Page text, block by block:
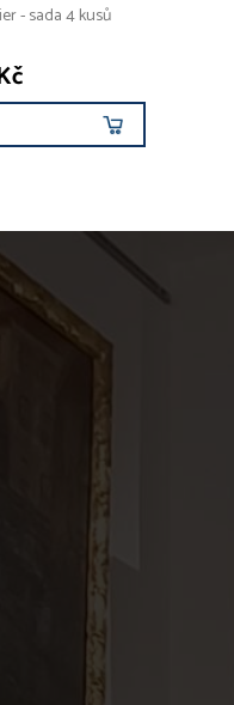
- sada 4 kusů